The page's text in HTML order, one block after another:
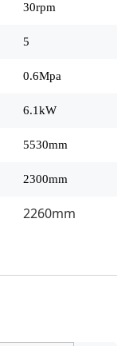
30rpm
5
0.6Mpa
6.1kW
5530mm
2300mm
2260mm